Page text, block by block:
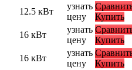
12.5 кВт
узнать
цену
Купить
16 кВт
узнать
цену
Купить
16 кВт
узнать
цену
Купить